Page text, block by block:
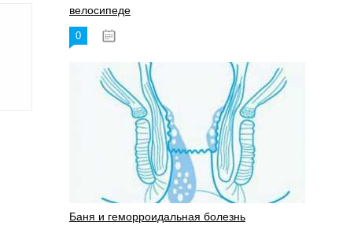
велосипеде
0
Баня и геморроидальная болезнь